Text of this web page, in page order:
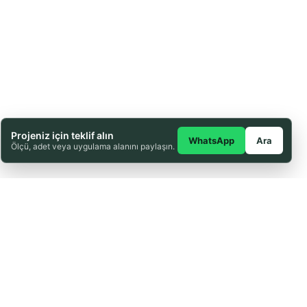
Projeniz için teklif alın
Ölçü, adet veya uygulama alanını paylaşın. WhatsApp Ara